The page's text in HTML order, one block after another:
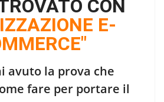
CON
E-
avuto la prova che
fare per portare il